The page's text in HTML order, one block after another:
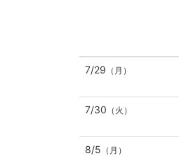
7/29 （月）
7/30 （火）
8/5 （月）